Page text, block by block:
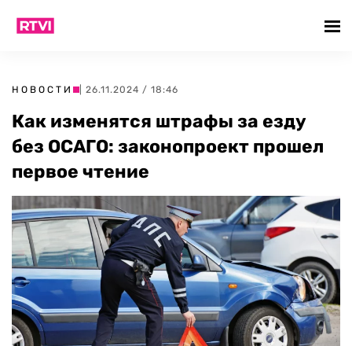
НОВОСТИ | 26.11.2024 / 18:46
Как изменятся штрафы за езду
без ОСАГО: законопроект прошел
первое чтение